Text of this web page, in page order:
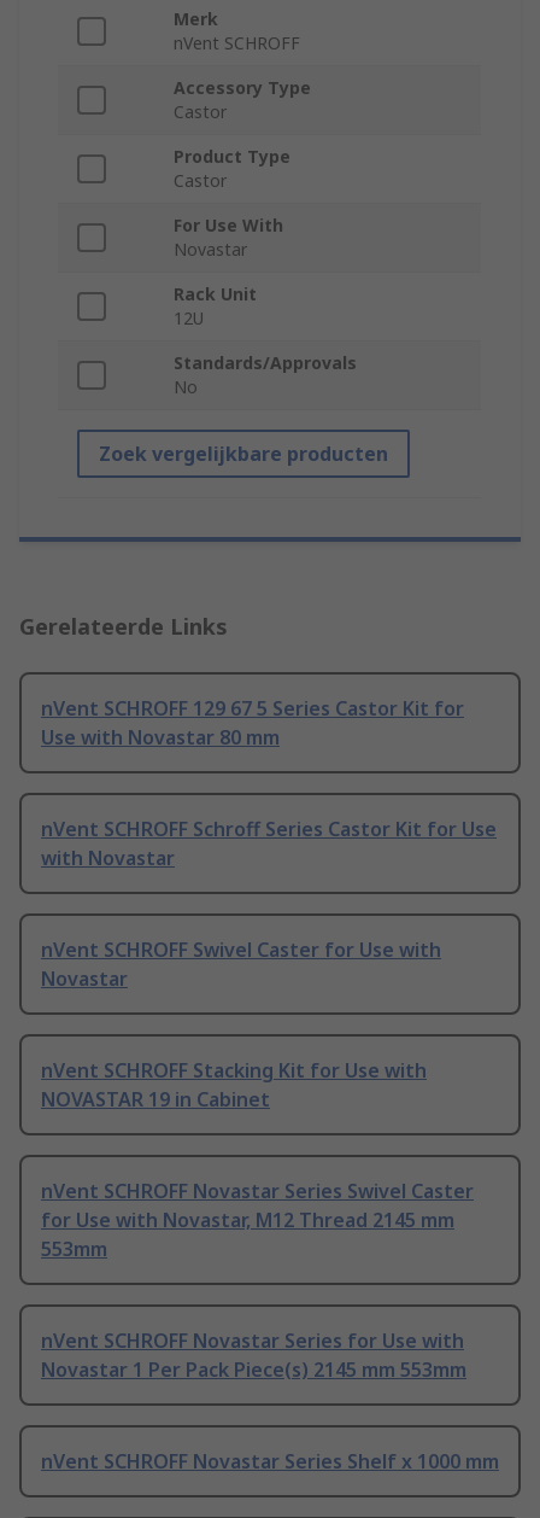
Merk
nVent SCHROFF
Accessory Type
Castor
Product Type
Castor
For Use With
Novastar
Rack Unit
12U
Standards/Approvals
No
Zoek vergelijkbare producten
Gerelateerde Links
nVent SCHROFF 129 67 5 Series Castor Kit for
Use with Novastar 80 mm
nVent SCHROFF Schroff Series Castor Kit for Use
with Novastar
nVent SCHROFF Swivel Caster for Use with
Novastar
nVent SCHROFF Stacking Kit for Use with
NOVASTAR 19 in Cabinet
nVent SCHROFF Novastar Series Swivel Caster
for Use with Novastar, M12 Thread 2145 mm
553mm
nVent SCHROFF Novastar Series for Use with
Novastar 1 Per Pack Piece(s) 2145 mm 553mm
nVent SCHROFF Novastar Series Shelf x 1000 mm